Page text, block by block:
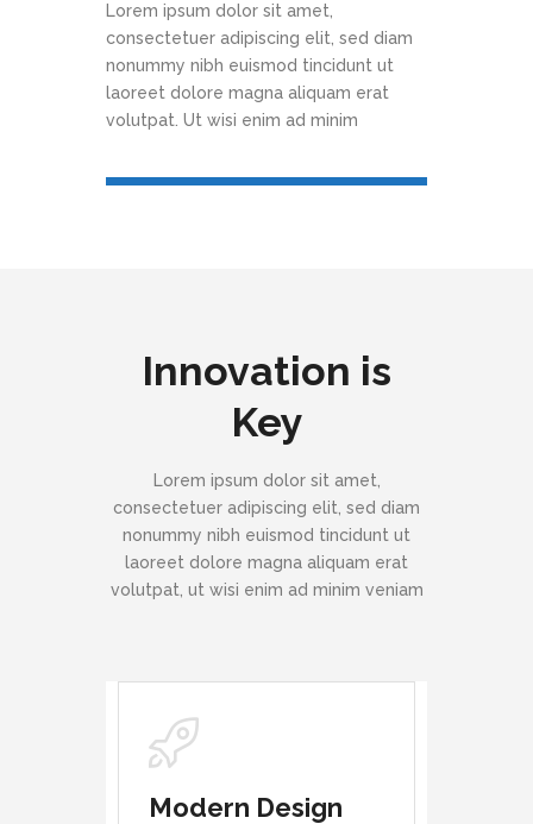
Lorem ipsum dolor sit amet,
consectetuer adipiscing elit, sed diam
nonummy nibh euismod tincidunt ut
laoreet dolore magna aliquam erat
volutpat. Ut wisi enim ad minim
Innovation is
Key
Lorem ipsum dolor sit amet,
consectetuer adipiscing elit, sed diam
nonummy nibh euismod tincidunt ut
laoreet dolore magna aliquam erat
volutpat, ut wisi enim ad minim veniam
Modern Design